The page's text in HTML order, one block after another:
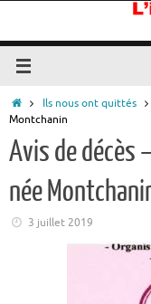
contenu
AccueilIls nous ont quittés
Montchanin
Avis de décès
née
3 juillet 2019